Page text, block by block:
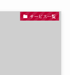
サービス一覧